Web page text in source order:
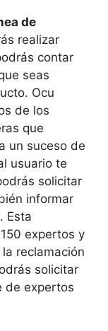
de
realizar
contar
seas
Ocu
de los
que
un suceso de
usuario te
solicitar
informar
Esta
expertos y
reclamación
solicitar
de expertos